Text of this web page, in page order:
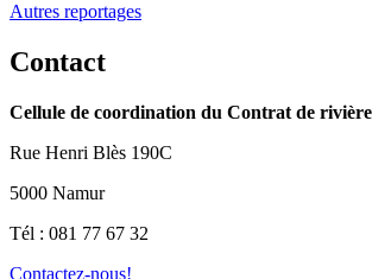
Autres reportages
Contact
Cellule de coordination du Contrat de
Rue Henri Blès 190C
5000 Namur
Tél : 081 77 67 32
Contactez-nous!